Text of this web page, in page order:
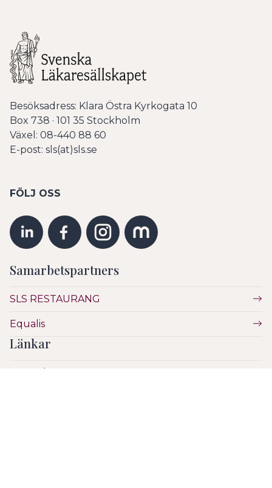
Besöksadress: Klara Östra Kyrkogata 10
Box 738 · 101 35 Stockholm
Växel: 08-440 88 60
E-post: sls(at)sls.se
FÖLJ OSS
Samarbetspartners
SLS RESTAURANG
Equalis
Länkar
Vetenskap